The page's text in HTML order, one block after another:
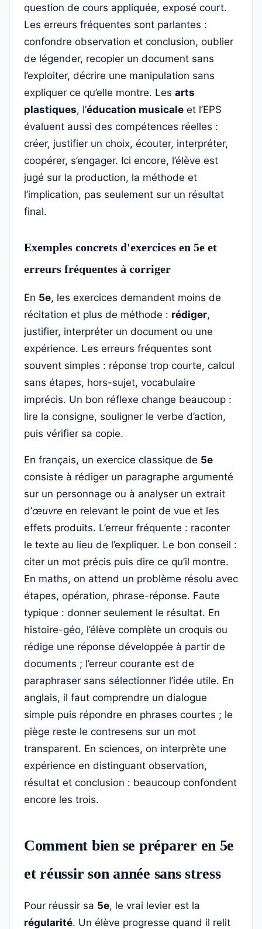
question de cours appliquée, exposé court.
Les erreurs fréquentes sont parlantes :
confondre observation et conclusion, oublier
de légender, recopier un document sans
l’exploiter, décrire une manipulation sans
expliquer ce qu’elle montre. Les arts
plastiques, l’éducation musicale et l’EPS
évaluent aussi des compétences réelles :
créer, justifier un choix, écouter, interpréter,
coopérer, s’engager. Ici encore, l’élève est
jugé sur la production, la méthode et
l’implication, pas seulement sur un résultat
final.
Exemples concrets d'exercices en 5e et
erreurs fréquentes à corriger
En 5e, les exercices demandent moins de
récitation et plus de méthode : rédiger,
justifier, interpréter un document ou une
expérience. Les erreurs fréquentes sont
souvent simples : réponse trop courte, calcul
sans étapes, hors-sujet, vocabulaire
imprécis. Un bon réflexe change beaucoup :
lire la consigne, souligner le verbe d’action,
puis vérifier sa copie.
En français, un exercice classique de 5e
consiste à rédiger un paragraphe argumenté
sur un personnage ou à analyser un extrait
d’œuvre en relevant le point de vue et les
effets produits. L’erreur fréquente : raconter
le texte au lieu de l’expliquer. Le bon conseil :
citer un mot précis puis dire ce qu’il montre.
En maths, on attend un problème résolu avec
étapes, opération, phrase-réponse. Faute
typique : donner seulement le résultat. En
histoire-géo, l’élève complète un croquis ou
rédige une réponse développée à partir de
documents ; l’erreur courante est de
paraphraser sans sélectionner l’idée utile. En
anglais, il faut comprendre un dialogue
simple puis répondre en phrases courtes ; le
piège reste le contresens sur un mot
transparent. En sciences, on interprète une
expérience en distinguant observation,
résultat et conclusion : beaucoup confondent
encore les trois.
Comment bien se préparer en 5e
et réussir son année sans stress
Pour réussir sa 5e, le vrai levier est la
régularité. Un élève progresse quand il relit